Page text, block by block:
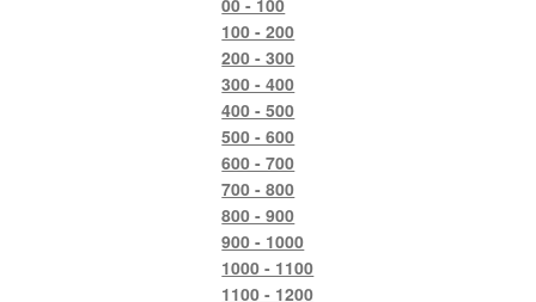
100 - 200
200 - 300
300 - 400
400 - 500
500 - 600
600 - 700
700 - 800
800 - 900
900 - 1000
1000 - 1100
1100 - 1200